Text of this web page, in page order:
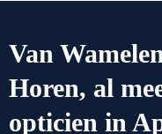
Van
Horen, al
opticien in